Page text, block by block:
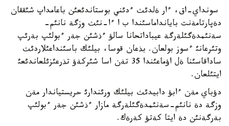
سونداي-اق، ءار ةلدئث ءدئني بوستاندئعئن باعامداپ شئققان
دةپارتامةنت بايانداماسئندا ب ا ءا-نئث وزگة نانئم-
سةنئمدةگئلةرگة عيباداتحانا سالؤ ءذشئن جةر ءبولئپ بةرئپ
وتئرعانئ ءسوز بولعان. بذعان قوسا، بيلئك باسئنداعئلاردئث
ساداقاسئنا ةل اؤماعئندا 35 تةن اسا شئركةؤ تذرعئزئلعاندئعئ
ايتئلعان.
دؤباي مةن ءابؤ دابيدئث بيلئك ورئندارئ حريستياندار مةن
وزگة دة نانئم-سةنئمدةگئلةرگة مازار ءذشئن جةر ءبولئپ
بةرگةنئن دة ايتا كةتؤ كةرةك.